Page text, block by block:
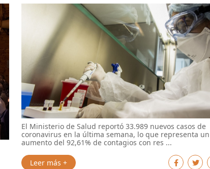
El Ministerio de Salud reportó 33.989 nuevos casos de
coronavirus en la última semana, lo que representa un
aumento del 92,61% de contagios con res ...
Leer más +